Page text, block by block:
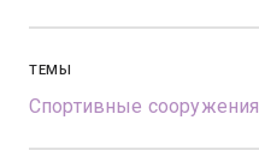
ТЕМЫ
Спортивные сооружения